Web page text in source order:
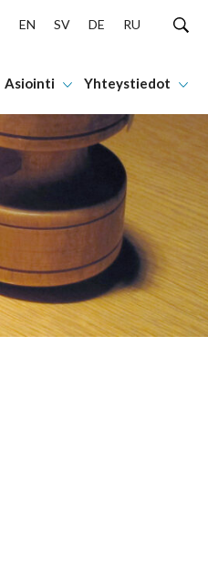
EN SV DE RU
Asiointi Yhteystiedot